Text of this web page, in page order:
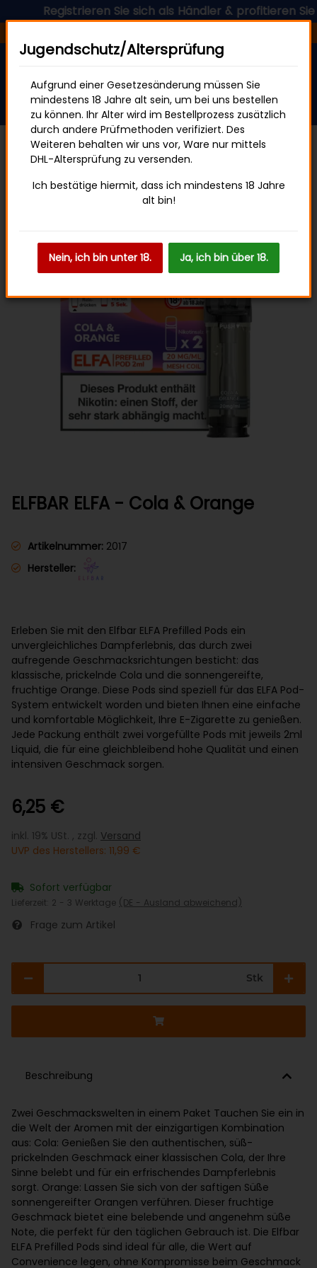
Registrieren Sie sich als Händler & profitieren Sie
ELFBAR ELFA
ELFBAR ELFA - Cola & Orange
Artikelnummer: 2017
Hersteller:
Erleben Sie mit den Elfbar ELFA Prefilled Pods ein
unvergleichliches Dampferlebnis, das durch zwei
aufregende Geschmacksrichtungen besticht: das
klassische, prickelnde Cola und die sonnengereifte,
fruchtige Orange. Diese Pods sind speziell für das ELFA Pod-
System entwickelt worden und bieten Ihnen eine einfache
und komfortable Möglichkeit, Ihre E-Zigarette zu genießen.
Jede Packung enthält zwei vorgefüllte Pods mit jeweils 2ml
Liquid, die für eine gleichbleibend hohe Qualität und einen
intensiven Geschmack sorgen.
6,25 €
inkl. 19% USt. , zzgl. Versand
UVP des Herstellers: 11,99 €
Sofort verfügbar
Lieferzeit: 2 - 3 Werktage (DE - Ausland abweichend)
Frage zum Artikel
Stk
Beschreibung
Zwei Geschmackswelten in einem Paket Tauchen Sie ein in
die Welt der Aromen mit der einzigartigen Kombination
aus: Cola: Genießen Sie den authentischen, süß-
prickelnden Geschmack einer klassischen Cola, der Ihre
Sinne belebt und für ein erfrischendes Dampferlebnis
sorgt. Orange: Lassen Sie sich von der saftigen Süße
sonnengereifter Orangen verführen. Dieser fruchtige
Geschmack bietet eine belebende und angenehm süße
Note, die perfekt für den täglichen Gebrauch ist. Die Elfbar
ELFA Prefilled Pods sind ideal für alle, die Wert auf
Convenience legen, ohne Kompromisse beim Geschmack
Jugendschutz/Altersprüfung
Aufgrund einer Gesetzesänderung müssen Sie
mindestens 18 Jahre alt sein, um bei uns bestellen
zu können. Ihr Alter wird im Bestellprozess zusätzlich
durch andere Prüfmethoden verifiziert. Des
Weiteren behalten wir uns vor, Ware nur mittels
DHL-Altersprüfung zu versenden.
Ich bestätige hiermit, dass ich mindestens 18 Jahre
alt bin!
Nein, ich bin unter 18. Ja, ich bin über 18.